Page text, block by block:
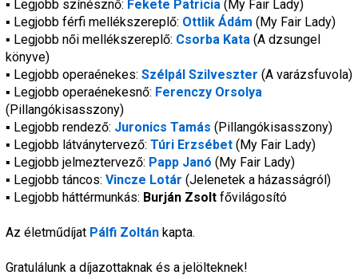
▪️ Legjobb színésznő: Fekete Patricia ( My Fair Lady)
▪️ Legjobb férfi mellékszereplő: Ottlik Ádám ( My Fair Lady)
▪️ Legjobb női mellékszereplő: Csorba Kata (A dzsungel
könyve)
▪️ Legjobb operaénekes: Szélpál Szilveszter (A varázsfuvola)
▪️ Legjobb operaénekesnő: Ferenczy Orsolya
( Pillangókisasszony)
▪️ Legjobb rendező: Juronics Tamás ( Pillangókisasszony)
▪️ Legjobb látványtervező: Túri Erzsébet ( My Fair Lady)
▪️ Legjobb jelmeztervező: Papp Janó ( My Fair Lady)
▪️ Legjobb táncos: Vincze Lotár (Jelenetek a házasságról )
▪️ Legjobb háttérmunkás: Burján Zsolt fővilágosító
Az életműdíjat Pálfi Zoltán kapta.
Gratulálunk a díjazottaknak és a jelölteknek!